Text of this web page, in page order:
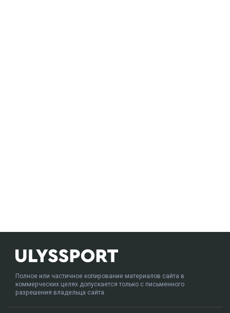
Полное или частичное копирование материалов сайта в
коммерческих целях допускается только с письменного
разрешения владельца сайта.